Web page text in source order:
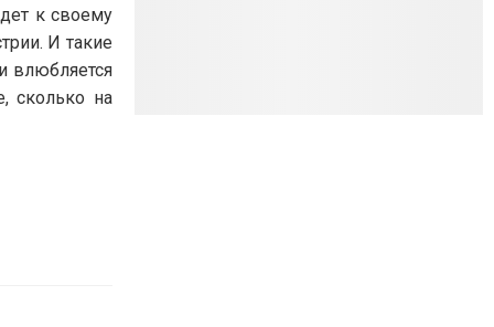
к своему
И такие
влюбляется
сколько на